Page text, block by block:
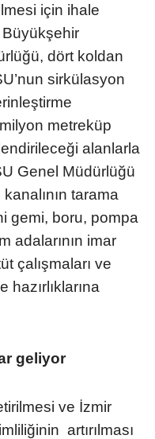
için ihale
Büyükşehir
dört koldan
sirkülasyon
metreküp
alanlarla
Genel Müdürlüğü
tarama
gemi, boru, pompa
adalarının imar
çalışmaları ve
geliyor
ve İzmir
artırılması